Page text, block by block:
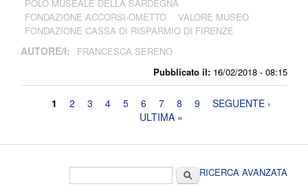
Pubblicato il: 16/02/2018 - 08:15
POLO MUSEALE DELLA SARDEGNA
FONDAZIONE ACCORSI-OMETTO
VALORE MUSEO
FONDAZIONE CASSA DI RISPARMIO DI FIRENZE
AUTORE/I: FRANCESCA SERENO
Pagine
1 2 3 4 5 6 7 8 9
SEGUENTE ›
ULTIMA »
CercaRICERCA AVANZATA